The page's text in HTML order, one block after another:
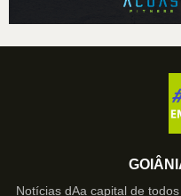
Notícias dAa capital de